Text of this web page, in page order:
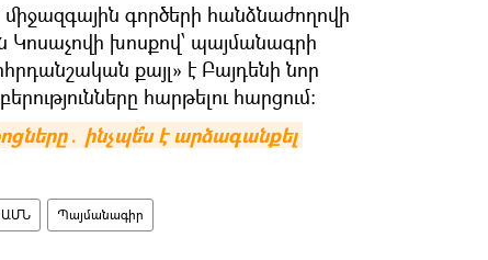
գործերի հանձնաժողովի
խոսքով՝ պայմանագրի
քայլ» է Բայդենի նոր
հարթելու հարցում։
ինչպե՞ս է արձագանքել
ԱՄՆ Պայմանագիր